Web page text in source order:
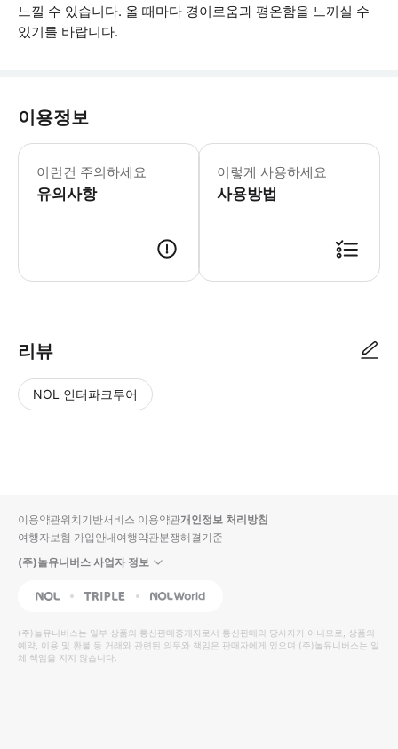
느낄 수 있습니다. 올 때마다 경이로움과 평온함을 느끼실 수
있기를 바랍니다.
이용정보
이런건 주의하세요
유의사항
애완동물을 동반하실 수 없지만 안내
이렇게 사용하세요
사용방법
리뷰
NOL 인터파크투어
입니
다.
높
은
순
동
영
상
순
상
이용약관위치기반서비스 이용약관개인정보 처리방침
여행자보험 가입안내여행약관분쟁해결기준
(주)놀유니버스 사업자 정보
NOL Triple Interpark Global
(주)놀유니버스는 일부 상품의 통신판매중개자로서 통신판매의 당사자가 아니므로, 상품의
예약, 이용 및 환불 등 거래와 관련된 의무와 책임은 판매자에게 있으며 (주)놀유니버스는 일
체 책임을 지지 않습니다.